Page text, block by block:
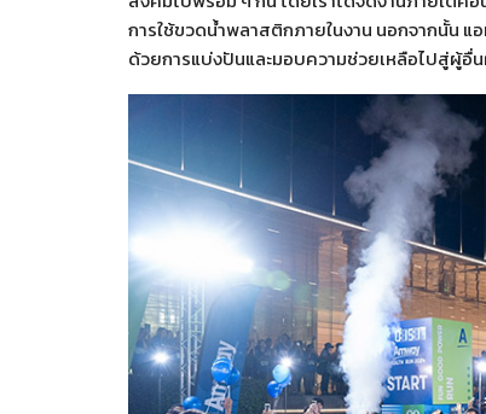
การใช้ขวดน้ำพลาสติกภายในงาน นอกจากนั้น
ด้วยการแบ่งปันและมอบความช่วยเหลือไปสู่ผู้อื่